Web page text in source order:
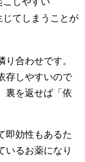
てしまうことが
合わせです。
存しやすいので
裏を返せば「依
即効性もあるた
いるお薬になり